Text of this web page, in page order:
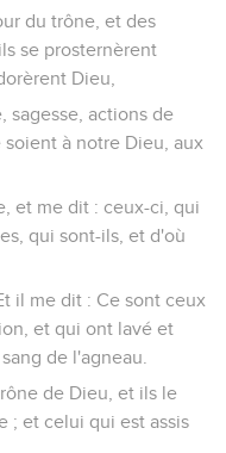
du trône, et des
se prosternèrent
Dieu,
sagesse, actions de
à notre Dieu, aux
et me dit : ceux-ci, qui
qui sont-ils, et d'où
il me dit : Ce sont ceux
et qui ont lavé et
de l'agneau.
de Dieu, et ils le
; et celui qui est assis